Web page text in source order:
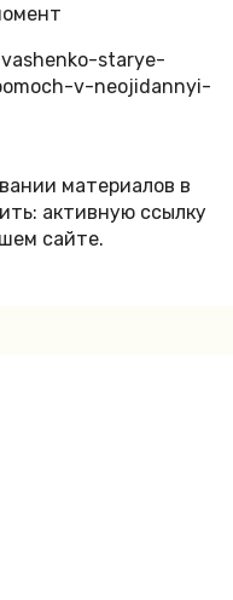
starye-
v-neojidannyi-
материалов в
активную ссылку
сайте.